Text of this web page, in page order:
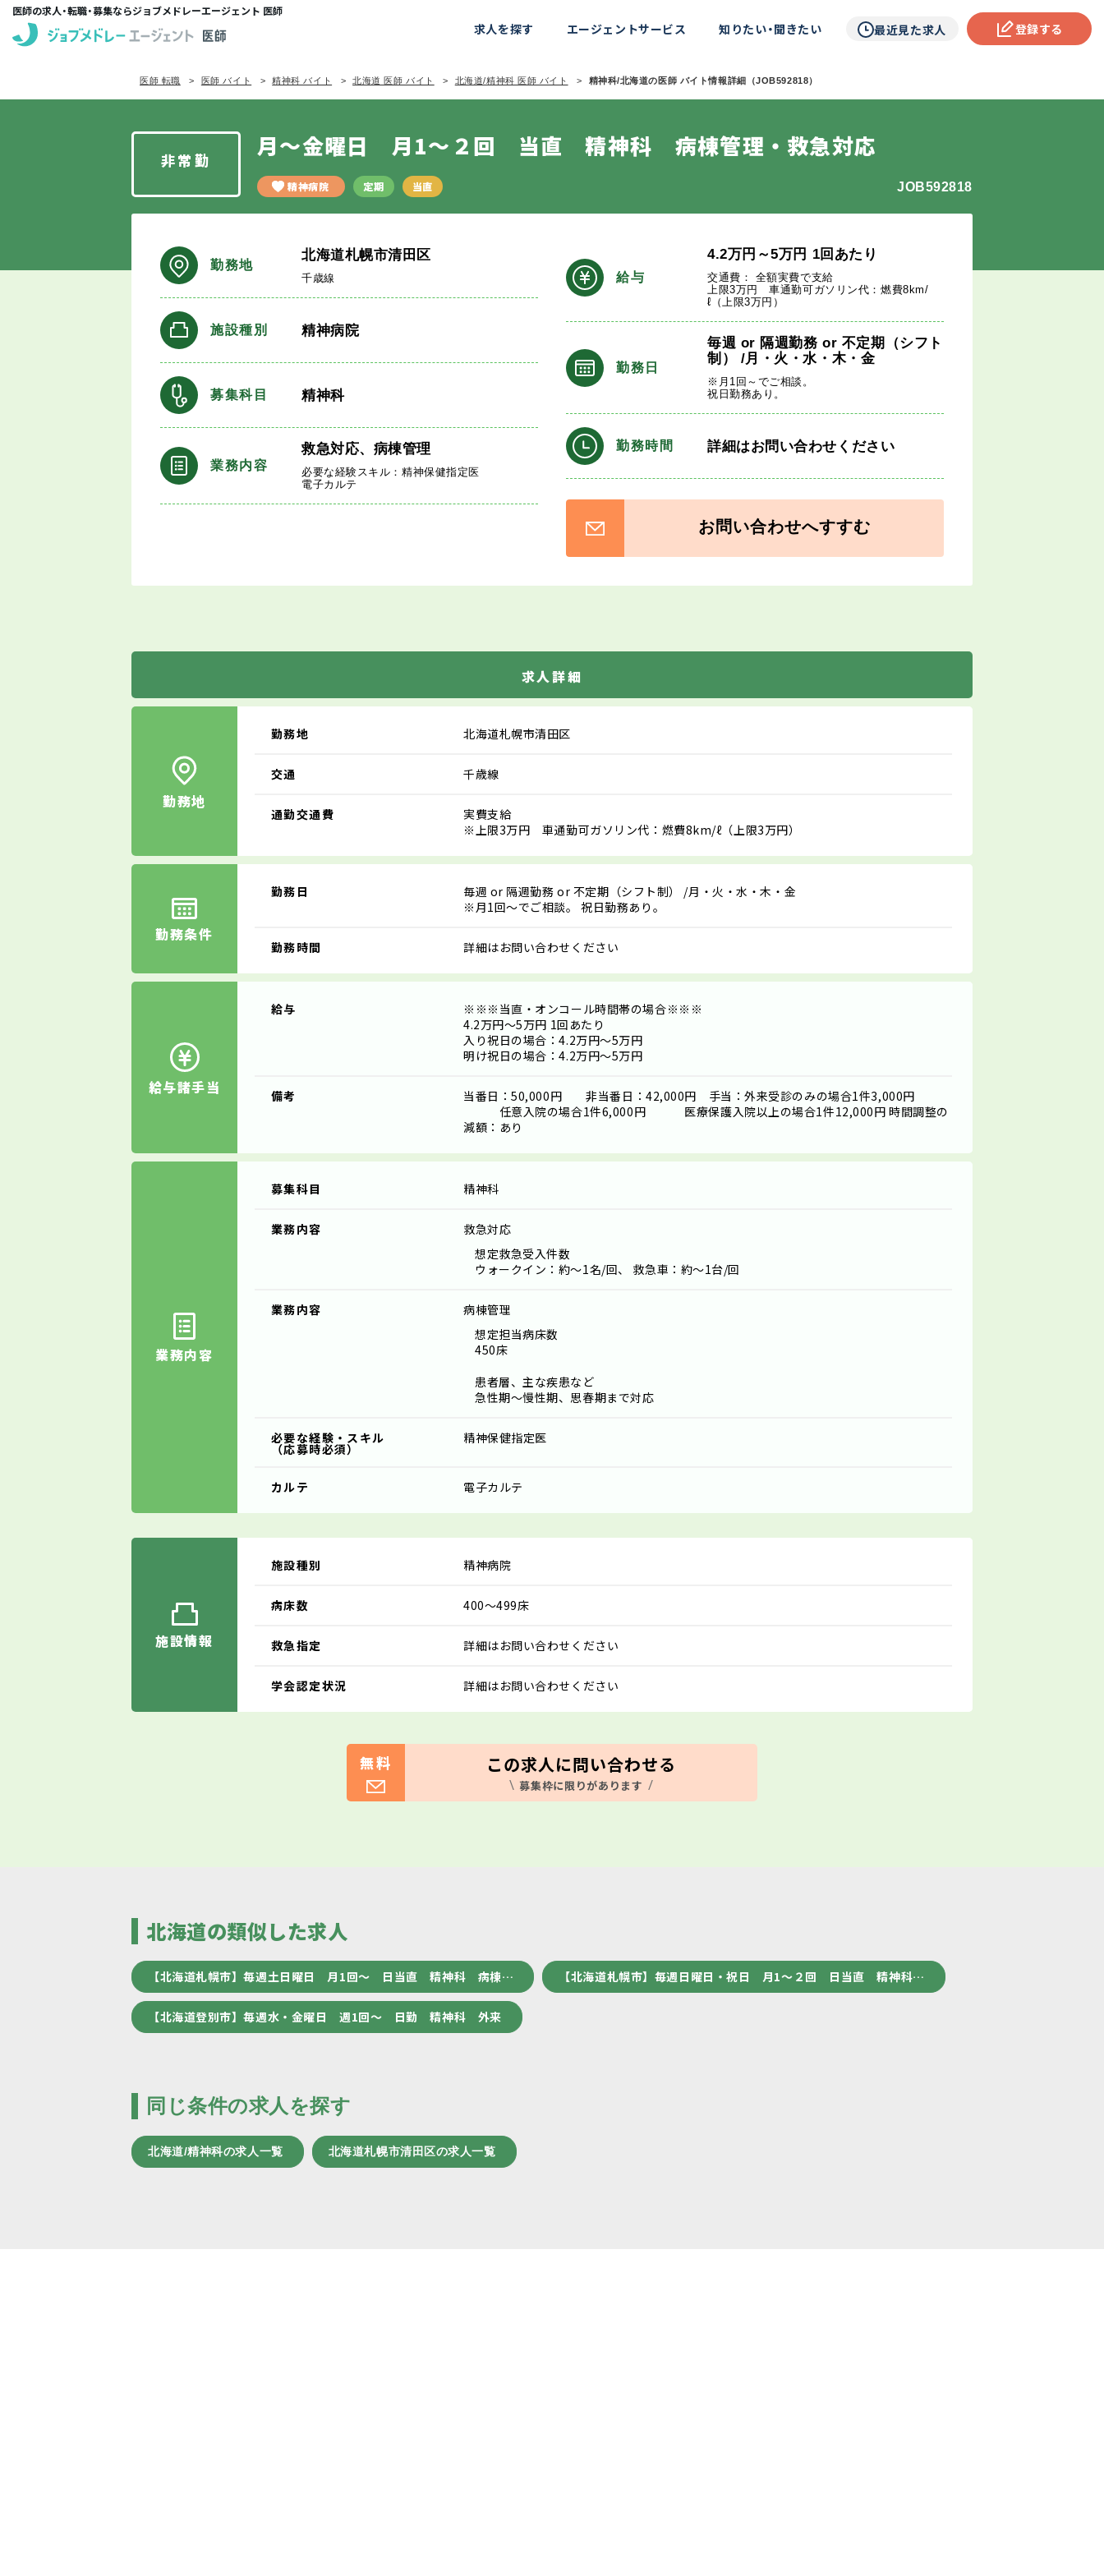
医師の求人・転職・募集ならジョブメドレーエージェント 医師
求人を探す エージェントサービス 知りたい・聞きたい 最近見た求人 登録する
医師 転職 医師 バイト 精神科 バイト 北海道 医師 バイト 北海道/精神科 医師 バイト 精神科/北海道の医師 バイト情報詳細（JOB592818）
非常勤 月～金曜日 月1～２回 当直 精神科 病棟管理・救急対応
精神病院 定期 当直 JOB592818
勤務地
北海道札幌市清田区
千歳線
施設種別 精神病院
募集科目 精神科
業務内容
救急対応、病棟管理
必要な経験スキル：精神保健指定医
電子カルテ
給与
4.2万円 ～5万円 1回あたり
交通費： 全額実費で支給
上限3万円 車通勤可ガソリン代：燃費8km/
ℓ（上限3万円）
勤務日
毎週 or 隔週勤務 or 不定期（シフト
制） /月・火・水・木・金
※月1回～でご相談。
祝日勤務あり。
勤務時間 詳細はお問い合わせください
お問い合わせへすすむ
求人詳細
勤務地
勤務地 北海道札幌市清田区
交通 千歳線
通勤交通費
実費支給
※上限3万円 車通勤可ガソリン代：燃費8km/ℓ（上限3万円）
勤務条件
勤務日 毎週 or 隔週勤務 or 不定期（シフト制） /月・火・水・木・金
※月1回～でご相談。 祝日勤務あり。
勤務時間 詳細はお問い合わせください
給与諸手当
給与
※※※当直・オンコール時間帯の場合※※※
4.2万円～5万円 1回あたり
入り祝日の場合：4.2万円～5万円
明け祝日の場合：4.2万円～5万円
備考
当番日：50,000円 非当番日：42,000円 手当：外来受診のみの場合1件3,000円
任意入院の場合1件6,000円 医療保護入院以上の場合1件12,000円 時間調整の
減額：あり
業務内容
募集科目 精神科
業務内容
救急対応
想定救急受入件数
ウォークイン：約～1名/回、 救急車：約～1台/回
業務内容
病棟管理
想定担当病床数
450床
患者層、主な疾患など
急性期～慢性期、思春期まで対応
必要な経験・スキル
（応募時必須）
精神保健指定医
カルテ 電子カルテ
施設情報
施設種別 精神病院
病床数 400～499床
救急指定 詳細はお問い合わせください
学会認定状況 詳細はお問い合わせください
無料 この求人に問い合わせる
募集枠に限りがあります
北海道の類似した求人
【北海道札幌市】毎週土日曜日 月1回～ 日当直 精神科 病棟… 【北海道札幌市】毎週日曜日・祝日 月1～２回 日当直 精神科…
【北海道登別市】毎週水・金曜日 週1回～ 日勤 精神科 外来
同じ条件の求人を探す
北海道/精神科の求人一覧 北海道札幌市清田区の求人一覧